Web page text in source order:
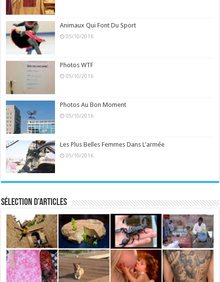
Animaux Qui Font Du Sport
05/10/2016
Photos WTF
05/10/2016
Photos Au Bon Moment
05/10/2016
Les Plus Belles Femmes Dans L'armée
05/10/2016
Sélection d’articles